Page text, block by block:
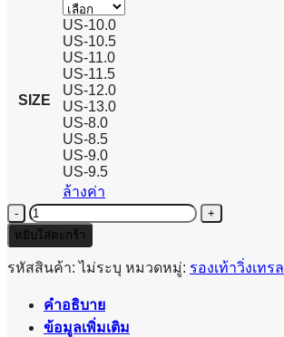
SIZE
US-10.0
US-10.5
US-11.0
US-11.5
US-12.0
US-13.0
US-8.0
US-8.5
US-9.0
US-9.5
ล้างค่า
จำนวน
ALTRA
MONTBLANC
-
ชิ้น
หยิบใส่ตะกร้า
รหัสสินค้า:ไม่ระบุ หมวดหมู่: รองเท้าวิ่งเทรล
คำอธิบาย
ข้อมูลเพิ่มเติม